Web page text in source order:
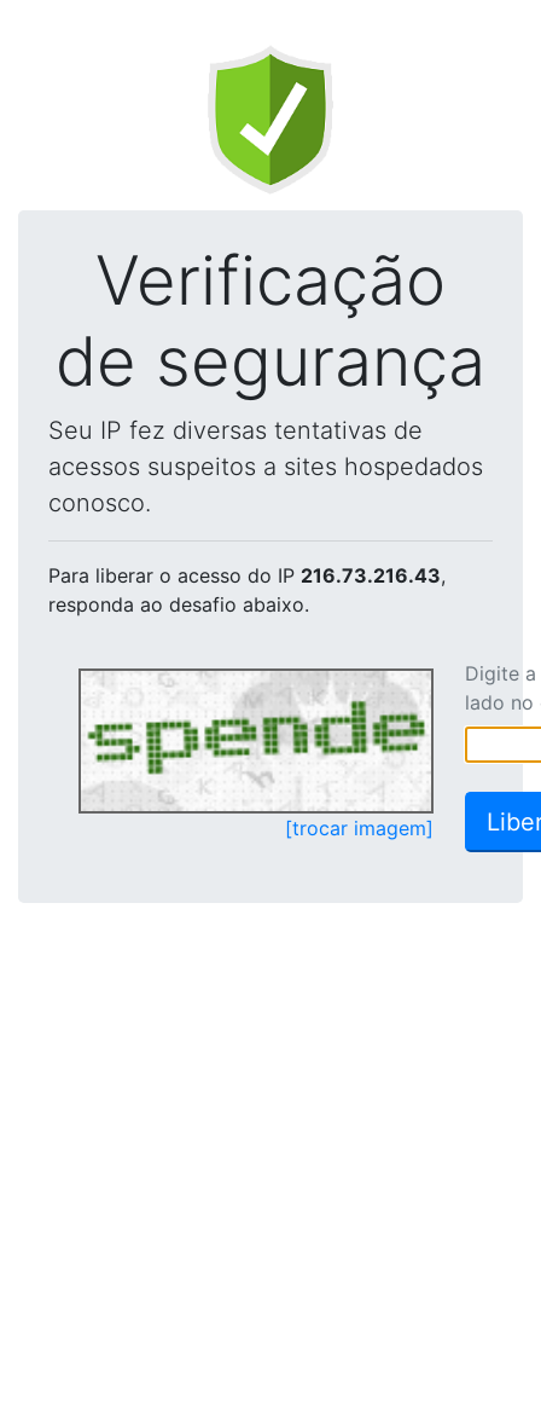
Verificação
de segurança
Seu IP fez diversas tentativas de
acessos suspeitos a sites hospedados
conosco.
Para liberar o acesso do IP 216.73.216.43,
responda ao desafio abaixo.
[trocar imagem]
Digite
lado no